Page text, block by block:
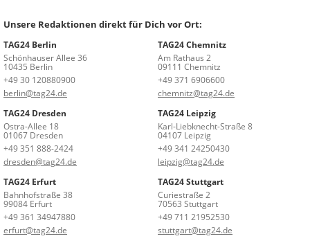
Unsere Redaktionen direkt für Dich vor Ort:
TAG24 Berlin
Schönhauser Allee 36
10435 Berlin
+49 30 120880900
berlin@tag24.de
TAG24 Chemnitz
Am Rathaus 2
09111 Chemnitz
+49 371 6906600
chemnitz@tag24.de
TAG24 Dresden
Ostra-Allee 18
01067 Dresden
+49 351 888-2424
dresden@tag24.de
TAG24 Leipzig
Karl-Liebknecht-Straße 8
04107 Leipzig
+49 341 24250430
leipzig@tag24.de
TAG24 Erfurt
Bahnhofstraße 38
99084 Erfurt
+49 361 34947880
erfurt@tag24.de
TAG24 Stuttgart
Curiestraße 2
70563 Stuttgart
+49 711 21952530
stuttgart@tag24.de